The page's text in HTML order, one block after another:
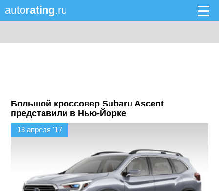
autorating.ru
Большой кроссовер Subaru Ascent
представили в Нью-Йорке
13 апреля '17